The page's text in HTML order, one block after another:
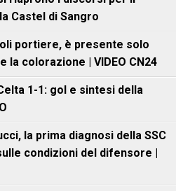
Castel di Sangro
portiere, è presente solo
colorazione | VIDEO CN24
1-1: gol e sintesi della
la prima diagnosi della SSC
condizioni del difensore |